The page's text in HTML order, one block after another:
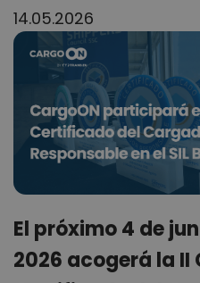
14.05.2026
El próximo 4 de
2026 acogerá la II